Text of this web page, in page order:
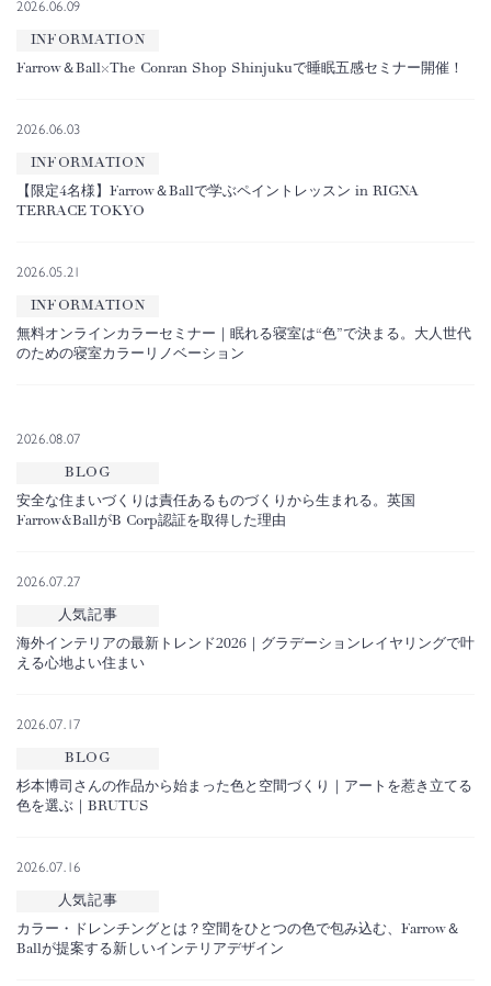
2026.06.09
INFORMATION
Farrow＆Ball×The Conran Shop Shinjukuで睡眠五感セミナー開催！
2026.06.03
INFORMATION
【限定4名様】Farrow＆Ballで学ぶペイントレッスン in RIGNA
TERRACE TOKYO
2026.05.21
INFORMATION
無料オンラインカラーセミナー｜眠れる寝室は“色”で決まる。大人世代
のための寝室カラーリノベーション
2026.08.07
BLOG
安全な住まいづくりは責任あるものづくりから生まれる。英国
Farrow&BallがB Corp認証を取得した理由
2026.07.27
人気記事
海外インテリアの最新トレンド2026｜グラデーションレイヤリングで叶
える心地よい住まい
2026.07.17
BLOG
杉本博司さんの作品から始まった色と空間づくり｜アートを惹き立てる
色を選ぶ｜BRUTUS
2026.07.16
人気記事
カラー・ドレンチングとは？空間をひとつの色で包み込む、Farrow＆
Ballが提案する新しいインテリアデザイン